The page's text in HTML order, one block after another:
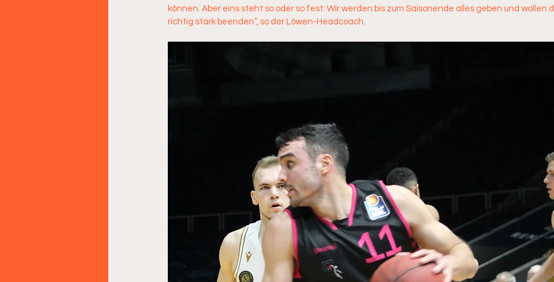
können. Aber eins steht so oder so fest: Wir werden bis zum Saisonende alles geben und wollen
richtig stark beenden“, so der Löwen-Headcoach.